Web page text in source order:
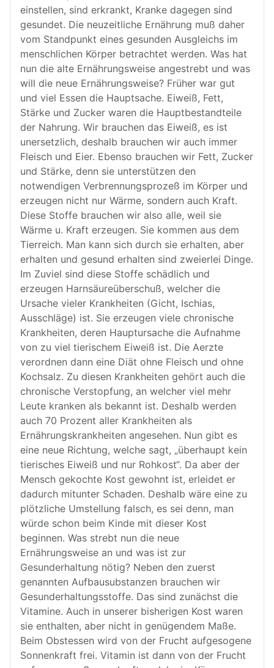
einstellen, sind erkrankt, Kranke dagegen sind
gesundet. Die neuzeitliche Ernährung muß daher
vom Standpunkt eines gesunden Ausgleichs im
menschlichen Körper betrachtet werden. Was hat
nun die alte Ernährungsweise angestrebt und was
will die neue Ernährungsweise? Früher war gut
und viel Essen die Hauptsache. Eiweiß, Fett,
Stärke und Zucker waren die Hauptbestandteile
der Nahrung. Wir brauchen das Eiweiß, es ist
unersetzlich, deshalb brauchen wir auch immer
Fleisch und Eier. Ebenso brauchen wir Fett, Zucker
und Stärke, denn sie unterstützen den
notwendigen Verbrennungsprozeß im Körper und
erzeugen nicht nur Wärme, sondern auch Kraft.
Diese Stoffe brauchen wir also alle, weil sie
Wärme u. Kraft erzeugen. Sie kommen aus dem
Tierreich. Man kann sich durch sie erhalten, aber
erhalten und gesund erhalten sind zweierlei Dinge.
Im Zuviel sind diese Stoffe schädlich und
erzeugen Harnsäureüberschuß, welcher die
Ursache vieler Krankheiten (Gicht, Ischias,
Ausschläge) ist. Sie erzeugen viele chronische
Krankheiten, deren Hauptursache die Aufnahme
von zu viel tierischem Eiweiß ist. Die Aerzte
verordnen dann eine Diät ohne Fleisch und ohne
Kochsalz. Zu diesen Krankheiten gehört auch die
chronische Verstopfung, an welcher viel mehr
Leute kranken als bekannt ist. Deshalb werden
auch 70 Prozent aller Krankheiten als
Ernährungskrankheiten angesehen. Nun gibt es
eine neue Richtung, welche sagt, „überhaupt kein
tierisches Eiweiß und nur Rohkost“. Da aber der
Mensch gekochte Kost gewohnt ist, erleidet er
dadurch mitunter Schaden. Deshalb wäre eine zu
plötzliche Umstellung falsch, es sei denn, man
würde schon beim Kinde mit dieser Kost
beginnen. Was strebt nun die neue
Ernährungsweise an und was ist zur
Gesunderhaltung nötig? Neben den zuerst
genannten Aufbausubstanzen brauchen wir
Gesunderhaltungsstoffe. Das sind zunächst die
Vitamine. Auch in unserer bisherigen Kost waren
sie enthalten, aber nicht in genügendem Maße.
Beim Obstessen wird von der Frucht aufgesogene
Sonnenkraft frei. Vitamin ist dann von der Frucht